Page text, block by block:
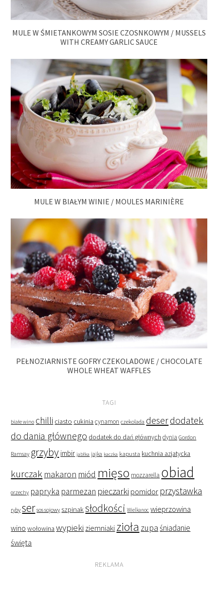
MULE W ŚMIETANKOWYM SOSIE CZOSNKOWYM / MUSSELS
WITH CREAMY GARLIC SAUCE
MULE W BIAŁYM WINIE / MOULES MARINIÈRE
PEŁNOZIARNISTE GOFRY CZEKOLADOWE / CHOCOLATE
WHOLE WHEAT WAFFLES
TAGI
białe wino chilli ciasto cukinia cynamon czekolada deserdodatek
do dania głównego dodatek do dań głównych dynia Gordon
Ramsay grzyby imbir jabłka jajka kaczka kapusta kuchnia azjatycka
kurczak makaron miód mięso mozzarella obiad
orzechy papryka parmezan pieczarki pomidor przystawka
ryby ser sos sojowy szpinaksłodkości Wielkanoc wieprzowina
wino wołowina wypieki ziemniaki zioła zupaśniadanie
święta
REKLAMA